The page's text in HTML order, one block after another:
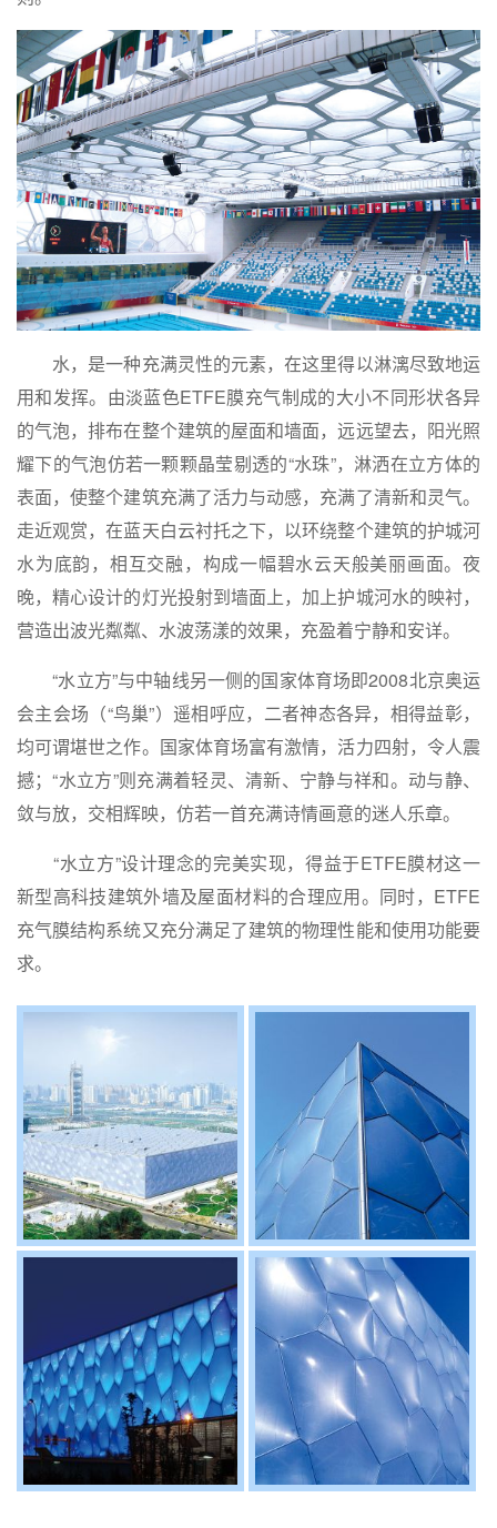
水，是一种充满灵性的元素，在这里得以淋漓尽致地运
用和发挥。由淡蓝色ETFE膜充气制成的大小不同形状各异
的气泡，排布在整个建筑的屋面和墙面，远远望去，阳光照
耀下的气泡仿若一颗颗晶莹剔透的“水珠”，淋洒在立方体的
表面，使整个建筑充满了活力与动感，充满了清新和灵气。
走近观赏，在蓝天白云衬托之下，以环绕整个建筑的护城河
水为底韵，相互交融，构成一幅碧水云天般美丽画面。夜
晚，精心设计的灯光投射到墙面上，加上护城河水的映衬，
营造出波光粼粼、水波荡漾的效果，充盈着宁静和安详。
“水立方”与中轴线另一侧的国家体育场即2008北京奥运
会主会场（“鸟巢”）遥相呼应，二者神态各异，相得益彰，
均可谓堪世之作。国家体育场富有激情，活力四射，令人震
撼；“水立方”则充满着轻灵、清新、宁静与祥和。动与静、
敛与放，交相辉映，仿若一首充满诗情画意的迷人乐章。
“水立方”设计理念的完美实现，得益于ETFE膜材这一
新型高科技建筑外墙及屋面材料的合理应用。同时，ETFE
充气膜结构系统又充分满足了建筑的物理性能和使用功能要
求。